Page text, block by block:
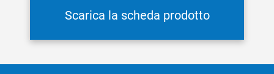
una dieta ipocalorica.
diete a basso apporto calorico ed è quindi la
versione della ricotta più adatta ai consumatori
Scarica la scheda prodotto